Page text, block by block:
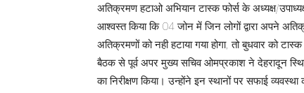
अतिक्रमण हटाओ अभियान टास्क फोर्स के अध्यक्ष/
आश्वस्त किया कि 04 जोन में जिन लोगों द्वारा अपने
अतिक्रमणों को नही हटाया गया होगा, तो बुधवार को
बैठक से पूर्व अपर मुख्य सचिव ओमप्रकाश ने देहरादून
का निरीक्षण किया। उन्होंने इन स्थानों पर सफाई